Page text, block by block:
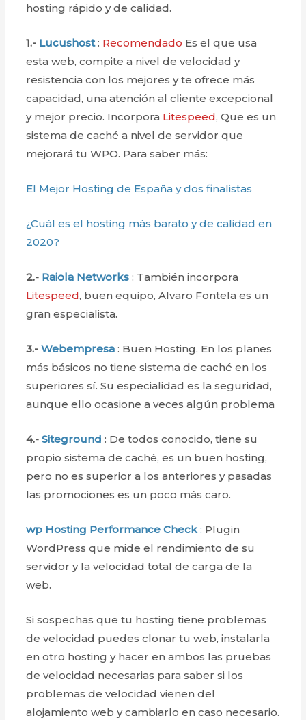
hosting rápido y de calidad.
1.- Lucushost : Recomendado Es el que usa
esta web, compite a nivel de velocidad y
resistencia con los mejores y te ofrece más
capacidad, una atención al cliente excepcional
y mejor precio. Incorpora Litespeed, Que es un
sistema de caché a nivel de servidor que
mejorará tu WPO. Para saber más:
El Mejor Hosting de España y dos finalistas
¿Cuál es el hosting más barato y de calidad en
2020?
2.- Raiola Networks : También incorpora
Litespeed, buen equipo, Alvaro Fontela es un
gran especialista.
3.-Webempresa : Buen Hosting. En los planes
más básicos no tiene sistema de caché en los
superiores sí. Su especialidad es la seguridad,
aunque ello ocasione a veces algún problema
4.-Siteground : De todos conocido, tiene su
propio sistema de caché, es un buen hosting,
pero no es superior a los anteriores y pasadas
las promociones es un poco más caro.
wp Hosting Performance Check : Plugin
WordPress que mide el rendimiento de su
servidor y la velocidad total de carga de la
web.
Si sospechas que tu hosting tiene problemas
de velocidad puedes clonar tu web, instalarla
en otro hosting y hacer en ambos las pruebas
de velocidad necesarias para saber si los
problemas de velocidad vienen del
alojamiento web y cambiarlo en caso necesario.